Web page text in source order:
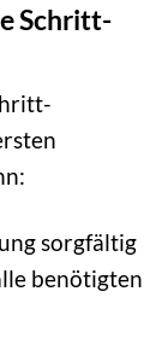
Schritt-
sorgfältig
benötigten